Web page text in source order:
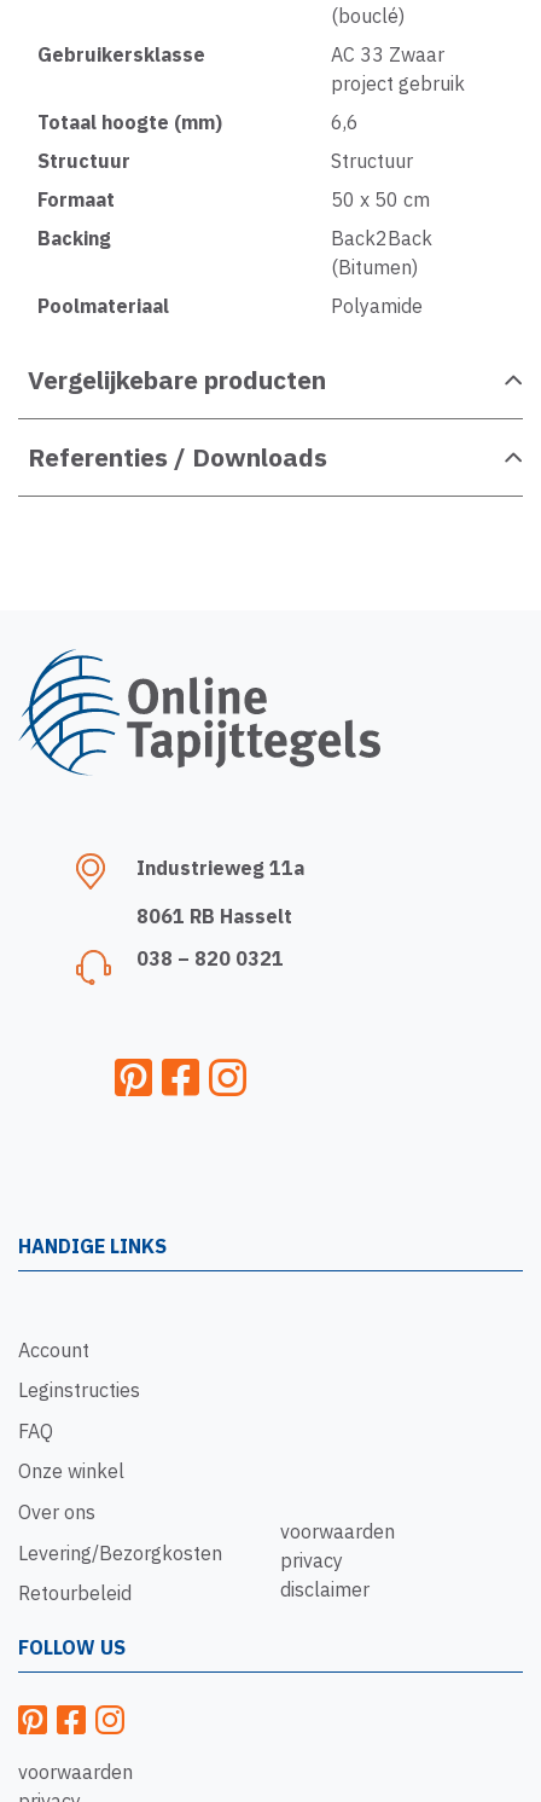
(bouclé)
Gebruikersklasse
AC 33 Zwaar
project gebruik
Totaal hoogte (mm)
6,6
Structuur
Structuur
Formaat
50 x 50 cm
Backing
Back2Back
(Bitumen)
Poolmateriaal
Polyamide
Vergelijkebare producten
Referenties / Downloads
Industrieweg 11a
8061 RB Hasselt
038 – 820 0321
HANDIGE LINKS
Account
Leginstructies
FAQ
Onze winkel
Over ons
Levering/Bezorgkosten
Retourbeleid
voorwaarden
privacy
disclaimer
FOLLOW US
voorwaarden